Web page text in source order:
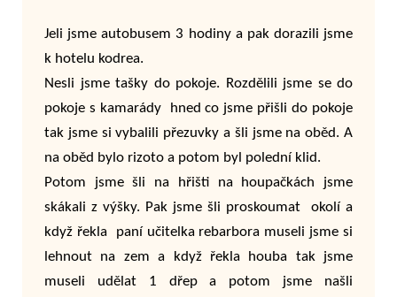
Jeli jsme autobusem 3 hodiny a pak dorazili jsme
k hotelu kodrea.
Nesli jsme tašky do pokoje. Rozdělili jsme se do
pokoje s kamarády hned co jsme přišli do pokoje
tak jsme si vybalili přezuvky a šli jsme na oběd. A
na oběd bylo rizoto a potom byl polední klid.
Potom jsme šli na hřišti na houpačkách jsme
skákali z výšky. Pak jsme šli proskoumat okolí a
když řekla paní učitelka rebarbora museli jsme si
lehnout na zem a když řekla houba tak jsme
museli udělat 1 dřep a potom jsme našli